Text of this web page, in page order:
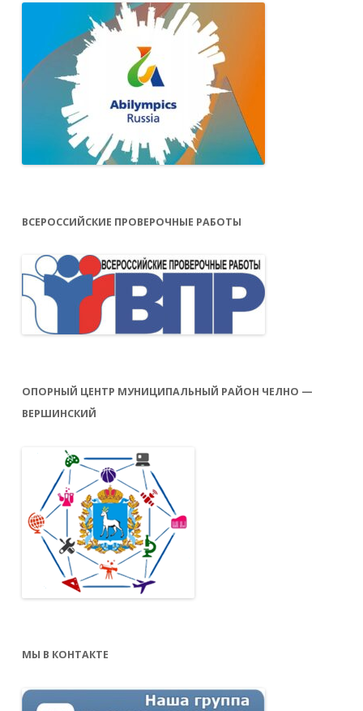
ВСЕРОССИЙСКИЕ ПРОВЕРОЧНЫЕ РАБОТЫ
ОПОРНЫЙ ЦЕНТР МУНИЦИПАЛЬНЫЙ РАЙОН ЧЕЛНО —
ВЕРШИНСКИЙ
МЫ В КОНТАКТЕ